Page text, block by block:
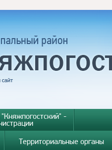
-
Территориальные органы